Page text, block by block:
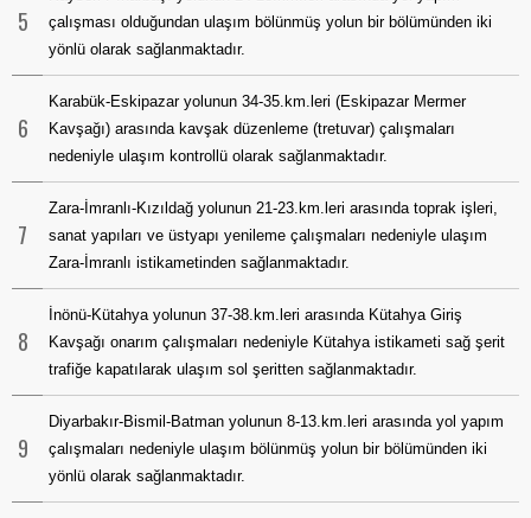
5
çalışması olduğundan ulaşım bölünmüş yolun bir bölümünden iki
yönlü olarak sağlanmaktadır.
6
Karabük-Eskipazar yolunun 34-35.km.leri (Eskipazar Mermer
Kavşağı) arasında kavşak düzenleme (tretuvar) çalışmaları
nedeniyle ulaşım kontrollü olarak sağlanmaktadır.
7
Zara-İmranlı-Kızıldağ yolunun 21-23.km.leri arasında toprak işleri,
sanat yapıları ve üstyapı yenileme çalışmaları nedeniyle ulaşım
Zara-İmranlı istikametinden sağlanmaktadır.
8
İnönü-Kütahya yolunun 37-38.km.leri arasında Kütahya Giriş
Kavşağı onarım çalışmaları nedeniyle Kütahya istikameti sağ şerit
trafiğe kapatılarak ulaşım sol şeritten sağlanmaktadır.
9
Diyarbakır-Bismil-Batman yolunun 8-13.km.leri arasında yol yapım
çalışmaları nedeniyle ulaşım bölünmüş yolun bir bölümünden iki
yönlü olarak sağlanmaktadır.